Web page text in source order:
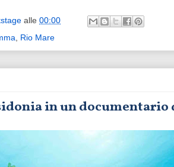
alle 00:00
, Rio Mare
in un documentario